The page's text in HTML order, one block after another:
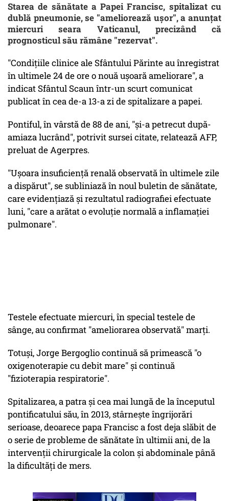
Starea de sănătate a Papei Francisc, spitalizat cu
dublă pneumonie, se "ameliorează uşor", a anunţat
miercuri seara Vaticanul, precizând că
prognosticul său rămâne "rezervat".
"Condiţiile clinice ale Sfântului Părinte au înregistrat
în ultimele 24 de ore o nouă uşoară ameliorare", a
indicat Sfântul Scaun într-un scurt comunicat
publicat în cea de-a 13-a zi de spitalizare a papei.
Pontiful, în vârstă de 88 de ani, "şi-a petrecut după-
amiaza lucrând", potrivit sursei citate, relatează AFP,
preluat de Agerpres.
"Uşoara insuficienţă renală observată în ultimele zile
a dispărut", se subliniază în noul buletin de sănătate,
care evidenţiază şi rezultatul radiografiei efectuate
luni, "care a arătat o evoluţie normală a inflamaţiei
pulmonare".
Testele efectuate miercuri, în special testele de
sânge, au confirmat "ameliorarea observată" marţi.
Totuşi, Jorge Bergoglio continuă să primească "o
oxigenoterapie cu debit mare" şi continuă
"fizioterapia respiratorie".
Spitalizarea, a patra şi cea mai lungă de la începutul
pontificatului său, în 2013, stârneşte îngrijorări
serioase, deoarece papa Francisc a fost deja slăbit de
o serie de probleme de sănătate în ultimii ani, de la
intervenţii chirurgicale la colon şi abdominale până
la dificultăţi de mers.